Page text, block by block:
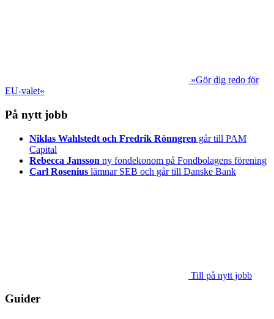
»Gör dig redo för
EU-valet«
På nytt jobb
Niklas Wahlstedt och Fredrik Rönngren går till PAM
Capital
Rebecca Jansson ny fondekonom på Fondbolagens förening
Carl Rosenius lämnar SEB och går till Danske Bank
Till på nytt jobb
Guider